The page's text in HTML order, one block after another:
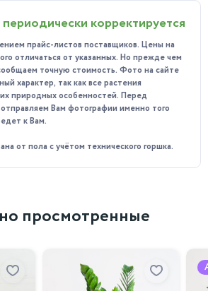
вас глянцевыми зелеными листьями,
белыми цветами и, при
завяжет настоящие маленькие
подоконника: Его компактный
разместить его где угодно: на
окна, на кухонном подоконнике, на
или на полке. Он не займет много
массу положительных эмоций.
и смыслом: Лимонное дерево —
своего владельца.
подоконнике (южное, юго-
западное направление).
корректируется
прайс-листов поставщиков. Цены на
отличаться от указанных. Но прежде чем
точную стоимость. Фото на сайте
характер, так как все растения
природных особенностей. Перед
Вам фотографии именно того
к Вам.
от пола с учётом технического горшка.
просмотренные